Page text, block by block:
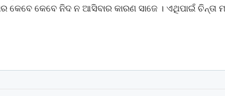
କେବେ କେବେ ନିଦ ନ ଆସିବାର କାରଣ ସାଜେ । ଏଥିପାଇଁ ଚିନ୍ତା